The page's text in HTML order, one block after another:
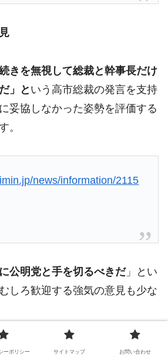
きを無視して総裁と幹事長だけ
」と いう高市総裁の発言を支持
妥協しなかった姿勢を評価する
。
news/information/2115
公明党と手を切るべきだ」とい
しろ歓迎する強気の意見も少な
対する評価
ーポリシー サイトマップ お問い合わせ